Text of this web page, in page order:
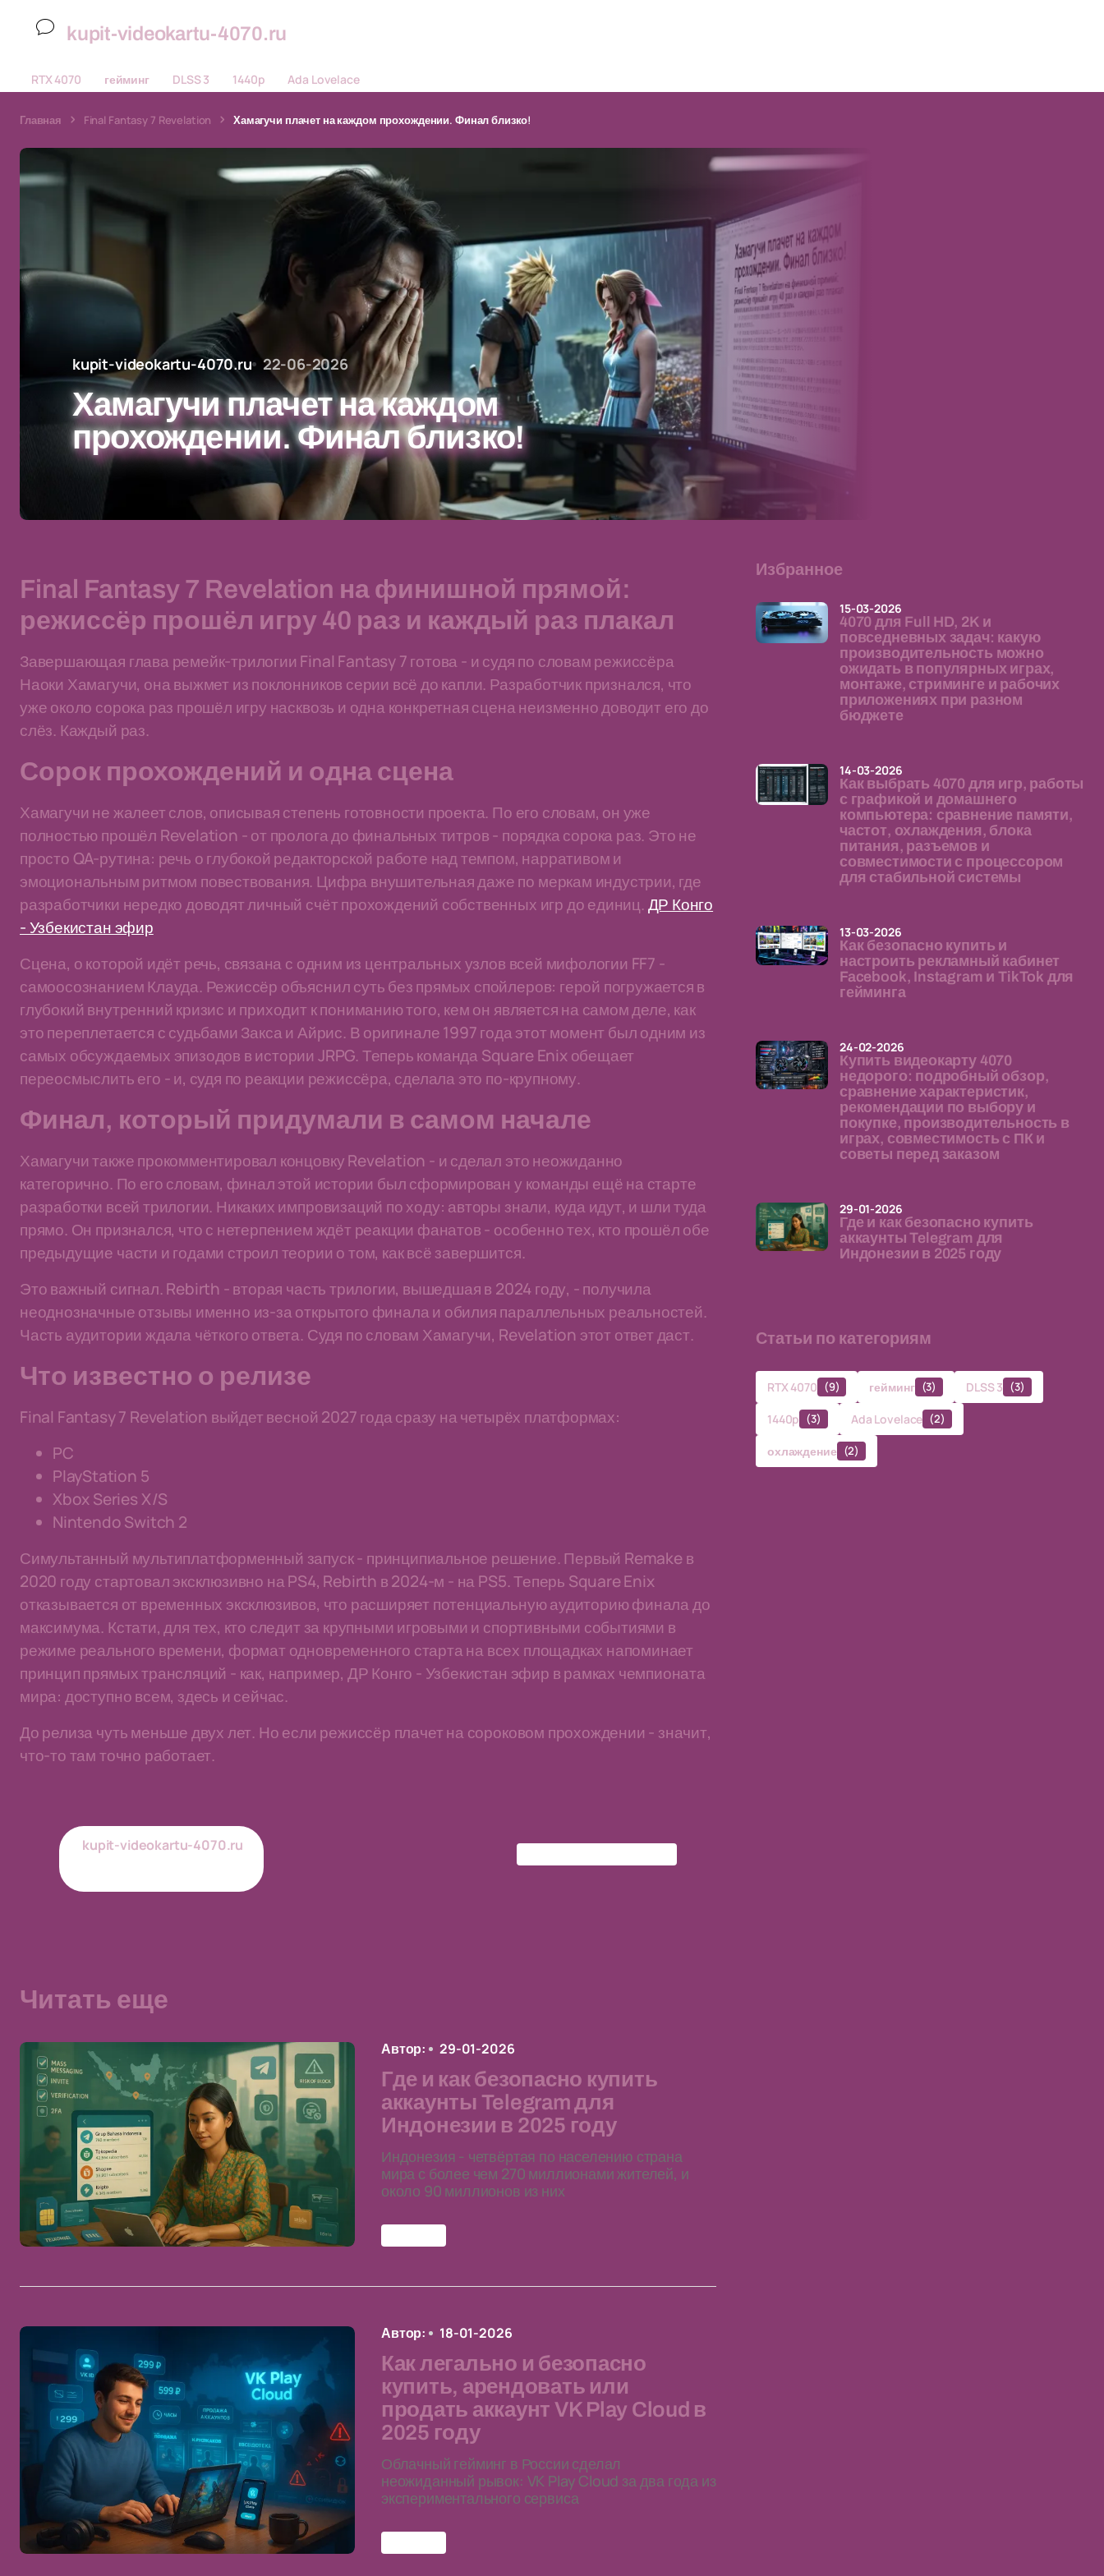
kupit-videokartu-4070.ru
RTX 4070 гейминг DLSS 3 1440p Ada Lovelace
Главная Final Fantasy 7 Revelation Хамагучи плачет на каждом прохождении. Финал близко!
kupit-videokartu-4070.ru 22-06-2026
Хамагучи плачет на каждом
прохождении. Финал близко!
Final Fantasy 7 Revelation на финишной прямой:
режиссёр прошёл игру 40 раз и каждый раз плакал
Завершающая глава ремейк-трилогии Final Fantasy 7 готова - и судя по словам режиссёра
Наоки Хамагучи, она выжмет из поклонников серии всё до капли. Разработчик признался, что
уже около сорока раз прошёл игру насквозь и одна конкретная сцена неизменно доводит его до
слёз. Каждый раз.
Сорок прохождений и одна сцена
Хамагучи не жалеет слов, описывая степень готовности проекта. По его словам, он уже
полностью прошёл Revelation - от пролога до финальных титров - порядка сорока раз. Это не
просто QA-рутина: речь о глубокой редакторской работе над темпом, нарративом и
эмоциональным ритмом повествования. Цифра внушительная даже по меркам индустрии, где
разработчики нередко доводят личный счёт прохождений собственных игр до единиц.ДР Конго
- Узбекистан эфир
Сцена, о которой идёт речь, связана с одним из центральных узлов всей мифологии FF7 -
самоосознанием Клауда. Режиссёр объяснил суть без прямых спойлеров: герой погружается в
глубокий внутренний кризис и приходит к пониманию того, кем он является на самом деле, как
это переплетается с судьбами Закса и Айрис. В оригинале 1997 года этот момент был одним из
самых обсуждаемых эпизодов в истории JRPG. Теперь команда Square Enix обещает
переосмыслить его - и, судя по реакции режиссёра, сделала это по-крупному.
Финал, который придумали в самом начале
Хамагучи также прокомментировал концовку Revelation - и сделал это неожиданно
категорично. По его словам, финал этой истории был сформирован у команды ещё на старте
разработки всей трилогии. Никаких импровизаций по ходу: авторы знали, куда идут, и шли туда
прямо. Он признался, что с нетерпением ждёт реакции фанатов - особенно тех, кто прошёл обе
предыдущие части и годами строил теории о том, как всё завершится.
Это важный сигнал. Rebirth - вторая часть трилогии, вышедшая в 2024 году, - получила
неоднозначные отзывы именно из-за открытого финала и обилия параллельных реальностей.
Часть аудитории ждала чёткого ответа. Судя по словам Хамагучи, Revelation этот ответ даст.
Что известно о релизе
Final Fantasy 7 Revelation выйдет весной 2027 года сразу на четырёх платформах:
PC
PlayStation 5
Xbox Series X/S
Nintendo Switch 2
Симультанный мультиплатформенный запуск - принципиальное решение. Первый Remake в
2020 году стартовал эксклюзивно на PS4, Rebirth в 2024-м - на PS5. Теперь Square Enix
отказывается от временных эксклюзивов, что расширяет потенциальную аудиторию финала до
максимума. Кстати, для тех, кто следит за крупными игровыми и спортивными событиями в
режиме реального времени, формат одновременного старта на всех площадках напоминает
принцип прямых трансляций - как, например, ДР Конго - Узбекистан эфир в рамках чемпионата
мира: доступно всем, здесь и сейчас.
До релиза чуть меньше двух лет. Но если режиссёр плачет на сороковом прохождении - значит,
что-то там точно работает.
kupit-videokartu-4070.ru
Читать еще
Автор: 29-01-2026
Где и как безопасно купить
аккаунты Telegram для
Индонезии в 2025 году
Индонезия - четвёртая по населению страна
мира с более чем 270 миллионами жителей, и
около 90 миллионов из них
Автор: 18-01-2026
Как легально и безопасно
купить, арендовать или
продать аккаунт VK Play Cloud в
2025 году
Облачный гейминг в России сделал
неожиданный рывок: VK Play Cloud за два года из
экспериментального сервиса
Избранное
4070 для Full HD, 2K и
повседневных задач: какую
производительность можно
ожидать в популярных играх,
монтаже, стриминге и рабочих
приложениях при разном
бюджете
15-03-2026
Как выбрать 4070 для игр, работы
с графикой и домашнего
компьютера: сравнение памяти,
частот, охлаждения, блока
питания, разъемов и
совместимости с процессором
для стабильной системы
14-03-2026
Как безопасно купить и
настроить рекламный кабинет
Facebook, Instagram и TikTok для
гейминга
13-03-2026
Купить видеокарту 4070
недорого: подробный обзор,
сравнение характеристик,
рекомендации по выбору и
покупке, производительность в
играх, совместимость с ПК и
советы перед заказом
24-02-2026
Где и как безопасно купить
аккаунты Telegram для
Индонезии в 2025 году
29-01-2026
Статьи по категориям
RTX 4070 (9) гейминг (3) DLSS 3 (3)
1440p (3) Ada Lovelace (2)
охлаждение (2)